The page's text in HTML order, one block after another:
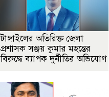
টাঙ্গাইলের অতিরিক্ত জেলা
প্রশাসক সঞ্জয় কুমার মহন্তের
বিরুদ্ধে ব্যাপক দুর্নীতির অভিযোগ